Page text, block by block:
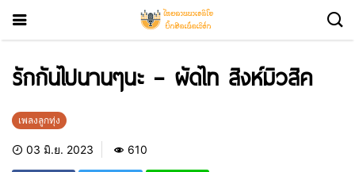
รักกันไปนานๆนะ – ผัดไท สิงห์มิวสิค
เพลงลูกทุ่ง
03 มิ.ย. 2023 610